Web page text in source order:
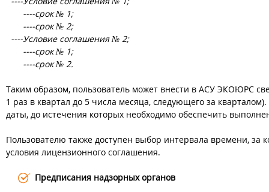
----срок № 1;
----срок № 2;
----Условие соглашения № 2;
----срок № 1;
----срок № 2.
Таким образом, пользователь может внести в АСУ ЭКОЮРС
1 раз в квартал до 5 числа месяца, следующего за
даты, до истечения которых необходимо обеспечить
Пользователю также доступен выбор интервала времени,
условия лицензионного соглашения.
Предписания надзорных органов